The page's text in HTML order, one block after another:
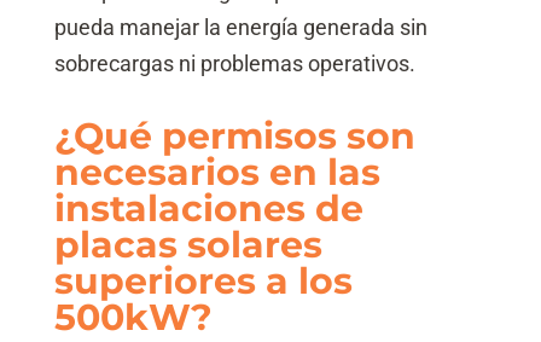
pueda manejar la energía generada sin
sobrecargas ni problemas operativos.
¿Qué permisos son
necesarios en las
instalaciones de
placas solares
superiores a los
500kW?